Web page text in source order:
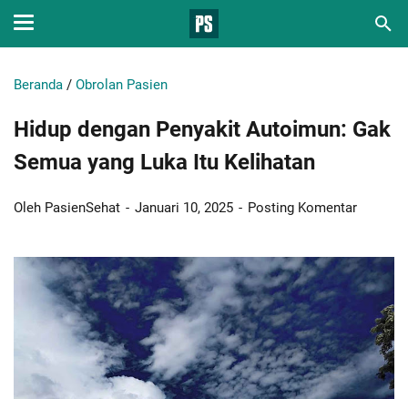
Beranda / Obrolan Pasien
Hidup dengan Penyakit Autoimun: Gak
Semua yang Luka Itu Kelihatan
Oleh PasienSehat Januari 10, 2025 Posting Komentar